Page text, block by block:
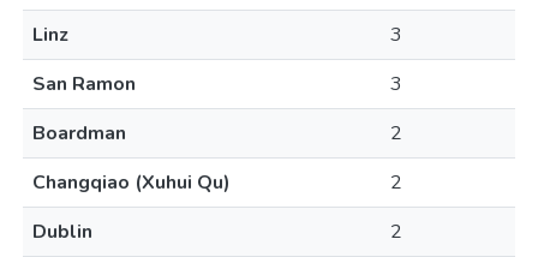
Linz
3
San Ramon
3
Boardman
2
Changqiao (Xuhui Qu)
2
Dublin
2